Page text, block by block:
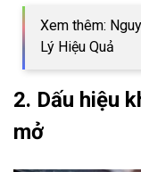
Xem thêm:
Lý Hiệu Quả
2. Dấu hiệu
mở